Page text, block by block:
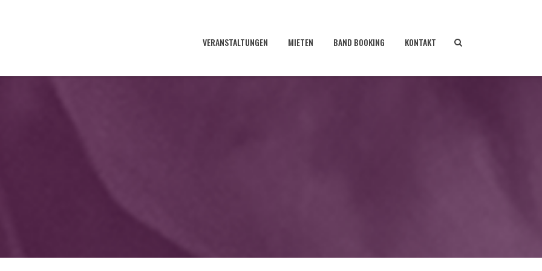
VERANSTALTUNGEN MIETEN BAND BOOKING KONTAKT